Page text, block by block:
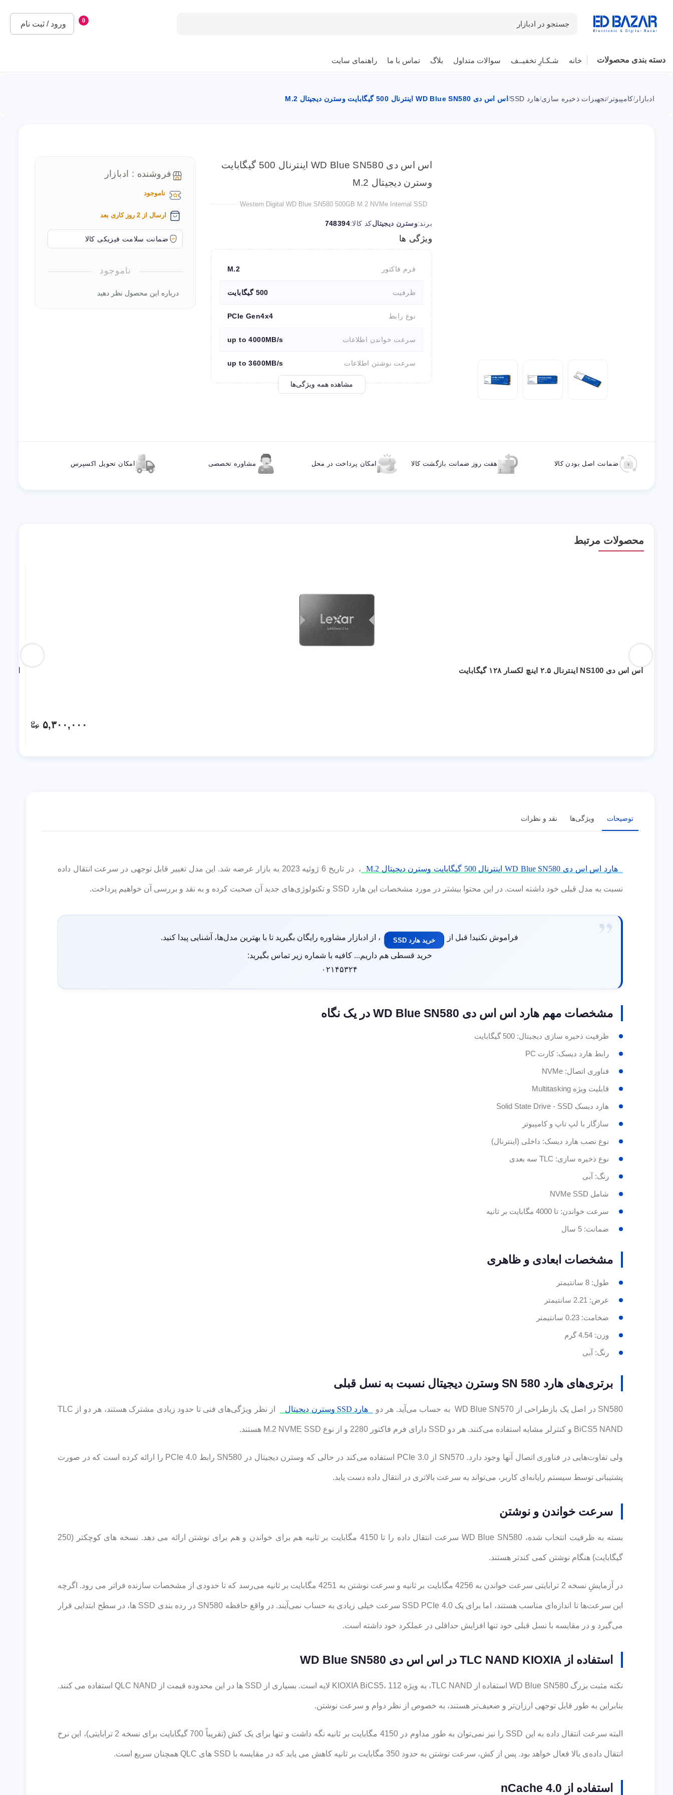
جستجو در ادبازار 0 ورود / ثبت نام
دسته بندی محصولات خانه شـکـارِ تخفیــف سوالات متداول بلاگ تماس با ما راهنمای سایت
ادبازار /کامپیوتر /تجهیزات ذخیره سازی/هارد SSD / اس اس دی WD Blue SN580 اینترنال 500 گیگابایت وسترن دیجیتال M.2
اس اس دی WD Blue SN580 اینترنال 500 گیگابایت
وسترن دیجیتال M.2
Western Digital WD Blue SN580 500GB M.2 NVMe Internal SSD
برند:وسترن دیجیتالکد کالا:748394
ویژگی ها
فرم فاکتور M.2
ظرفیت 500 گیگابایت
نوع رابط PCIe Gen4x4
سرعت خواندن اطلاعات up to 4000MB/s
سرعت نوشتن اطلاعات up to 3600MB/s
مشاهده همه ویژگی‌ها
فروشنده : ادبازار
ناموجود
ارسال از 2 روز کاری بعد
ضمانت سلامت فیزیکی کالا
ناموجود
درباره این محصول نظر دهید
ضمانت اصل بودن کالا هفت روز ضمانت بازگشت کالا امکان پرداخت در محل مشاوره تخصصی امکان تحویل اکسپرس
محصولات مرتبط
اس اس دی NS100 اینترنال ۲.۵ اینچ لکسار ۱۲۸ گیگابایت
۵,۳۰۰,۰۰۰
توضیحات ویژگی‌ها نقد و نظرات
هارد اس اس دی WD Blue SN580 اینترنال 500 گیگابایت وسترن دیجیتال M.2 ، در تاریخ 6 ژوئیه 2023 به بازار عرضه شد. این مدل تغییر قابل توجهی در سرعت انتقال داده
نسبت به مدل قبلی خود داشته است. در این محتوا بیشتر در مورد مشخصات این هارد SSD و تکنولوژی‌های جدید آن صحبت کرده و به نقد و بررسی آن خواهیم پرداخت.
فراموش نکنید! قبل از خرید هارد SSD ، از ادبازار مشاوره رایگان بگیرید تا با بهترین مدل‌ها، آشنایی پیدا کنید.
خرید قسطی هم داریم... کافیه با شماره زیر تماس بگیرید:
۰۲۱۴۵۳۲۴
مشخصات مهم هارد اس اس دی WD Blue SN580 در یک نگاه
ظرفیت ذخیره سازی دیجیتال: 500 گیگابایت
رابط هارد دیسک: کارت PC
فناوری اتصال: NVMe
قابلیت ویژه Multitasking
هارد دیسک Solid State Drive - SSD
سازگار با لپ تاپ و کامپیوتر
نوع نصب هارد دیسک: داخلی (اینترنال)
نوع ذخیره سازی: TLC سه بعدی
رنگ: آبی
شامل NVMe SSD
سرعت خواندن: تا 4000 مگابایت بر ثانیه
ضمانت: 5 سال
مشخصات ابعادی و ظاهری
طول: 8 سانتیمتر
عرض: 2.21 سانتیمتر
ضخامت: 0.23 سانتیمتر
وزن: 4.54 گرم
رنگ: آبی
برتری‌های هارد SN 580 وسترن دیجیتال نسبت به نسل قبلی
SN580 در اصل یک بازطراحی از WD Blue SN570 به حساب می‌آید. هر دو هارد SSD وسترن دیجیتال از نظر ویژگی‌های فنی تا حدود زیادی مشترک هستند، هر دو از TLC
BiCS5 NAND و کنترلر مشابه استفاده می‌کنند. هر دو SSD دارای فرم فاکتور 2280 و از نوع M.2 NVME SSD هستند.
ولی تفاوت‌هایی در فناوری اتصال آنها وجود دارد. SN570 از PCIe 3.0 استفاده می‌کند در حالی که وسترن دیجیتال در SN580 رابط PCIe 4.0 را ارائه کرده است که در صورت
پشتیبانی توسط سیستم رایانه‌ای کاربر، می‌تواند به سرعت بالاتری در انتقال داده دست یابد.
سرعت خواندن و نوشتن
بسته به ظرفیت انتخاب شده، WD Blue SN580 سرعت انتقال داده را تا 4150 مگابایت بر ثانیه هم برای خواندن و هم برای نوشتن ارائه می دهد. نسخه های کوچکتر (250
گیگابایت) هنگام نوشتن کمی کندتر هستند.
در آزمایشِ نسخه 2 ترابایتی سرعت خواندن به 4256 مگابایت بر ثانیه و سرعت نوشتن به 4251 مگابایت بر ثانیه می‌رسد که تا حدودی از مشخصات سازنده فراتر می رود. اگرچه
این سرعت‌ها تا اندازه‌ای مناسب هستند، اما برای یک SSD PCIe 4.0 سرعت خیلی زیادی به حساب نمی‌آیند. در واقع حافظه SN580 در رده بندی SSD ها، در سطح ابتدایی قرار
می‌گیرد و در مقایسه با نسل قبلی خود تنها افزایش حداقلی در عملکرد خود داشته است.
استفاده از TLC NAND KIOXIA در اس اس دی WD Blue SN580
نکته مثبت بزرگ WD Blue SN580 استفاده از TLC NAND، به ویژه KIOXIA BiCS5، 112 لایه است. بسیاری از SSD ها در این محدوده قیمت از QLC NAND استفاده می کنند.
بنابراین به طور قابل توجهی ارزان‌تر و ضعیف‌تر هستند، به خصوص از نظر دوام و سرعت نوشتن.
البته سرعت انتقال داده به این SSD را نیز نمی‌توان به طور مداوم در 4150 مگابایت بر ثانیه نگه داشت و تنها برای یک کش (تقریباً 700 گیگابایت برای نسخه 2 ترابایتی)، این نرخ
انتقال داده‌ی بالا فعال خواهد بود. پس از کش، سرعت نوشتن به حدود 350 مگابایت بر ثانیه کاهش می یابد که در مقایسه با SSD های QLC همچنان سریع است.
استفاده از nCache 4.0